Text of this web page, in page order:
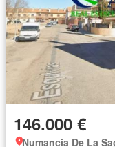
146.000 €
Numancia De La